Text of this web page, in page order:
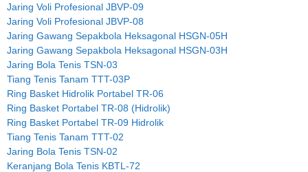
Jaring Voli Profesional JBVP-09
Jaring Voli Profesional JBVP-08
Jaring Gawang Sepakbola Heksagonal HSGN-05H
Jaring Gawang Sepakbola Heksagonal HSGN-03H
Jaring Bola Tenis TSN-03
Tiang Tenis Tanam TTT-03P
Ring Basket Hidrolik Portabel TR-06
Ring Basket Portabel TR-08 (Hidrolik)
Ring Basket Portabel TR-09 Hidrolik
Tiang Tenis Tanam TTT-02
Jaring Bola Tenis TSN-02
Keranjang Bola Tenis KBTL-72